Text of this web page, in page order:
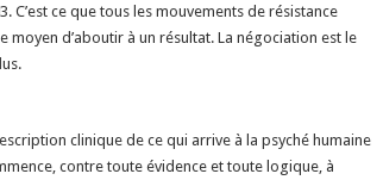
C’est ce que tous les mouvements de résistance
moyen d’aboutir à un résultat. La négociation est le
clinique de ce qui arrive à la psyché humaine
contre toute évidence et toute logique, à